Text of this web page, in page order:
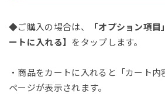
◆ご購入の場合は、 「オプション項目」
ートに入れる】 をタップします。
・商品をカートに入れると「カート
ページが表示されます。